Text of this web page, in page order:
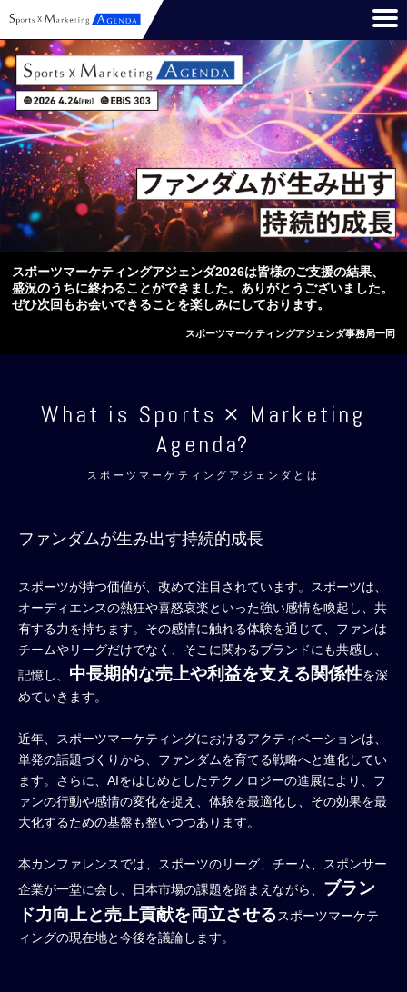
スポーツマーケティングアジェンダ2026は皆様のご支援の結果、
盛況のうちに終わることができました。ありがとうございました。
ぜひ次回もお会いできることを楽しみにしております。
スポーツマーケティングアジェンダ事務局一同
What is Sports × Marketing
Agenda?
スポーツマーケティングアジェンダとは
ファンダムが生み出す持続的成長
スポーツが持つ価値が、改めて注目されています。スポーツは、
オーディエンスの熱狂や喜怒哀楽といった強い感情を喚起し、共
有する力を持ちます。その感情に触れる体験を通じて、ファンは
チームやリーグだけでなく、そこに関わるブランドにも共感し、
記憶し、 中長期的な売上や利益を支える関係性を深
めていきます。
近年、スポーツマーケティングにおけるアクティベーションは、
単発の話題づくりから、ファンダムを育てる戦略へと進化してい
ます。さらに、AIをはじめとしたテクノロジーの進展により、フ
ァンの行動や感情の変化を捉え、体験を最適化し、その効果を最
大化するための基盤も整いつつあります。
本カンファレンスでは、スポーツのリーグ、チーム、スポンサー
企業が一堂に会し、日本市場の課題を踏まえながら、 ブラン
ド力向上と売上貢献を両立させるスポーツマーケテ
ィングの現在地と今後を議論します。